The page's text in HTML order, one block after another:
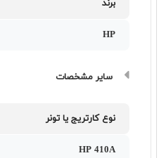
برند
HP
سایر مشخصات
نوع کارتریج یا تونر
HP 410A